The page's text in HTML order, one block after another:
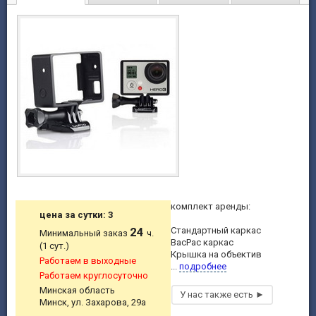
комплект аренды:
Стандартный каркас
BacPac каркас
Крышка на объектив
... подробнее
цена за сутки: 3
Минимальный заказ 24ч.
(1 сут.)
Работаем в выходные
Работаем круглосуточно
Минская область
Минск, ул. Захарова, 29а